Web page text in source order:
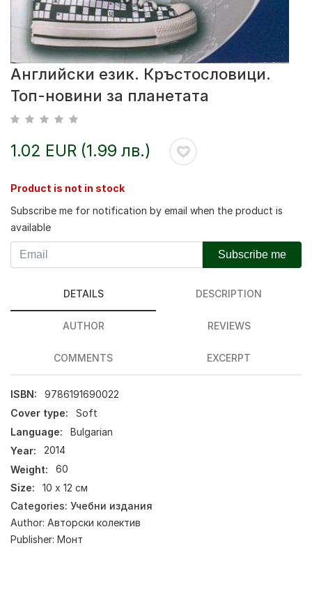
Английски език. Кръстословици.
Топ-новини за планетата
1.02 EUR (1.99 лв.)
Product is not in stock
Subscribe me for notification by email when the product is
available
Subscribe me
DETAILS DESCRIPTION
AUTHOR REVIEWS
COMMENTS EXCERPT
ISBN:
9786191690022
Cover type:
Soft
Language:
Bulgarian
Year:
2014
Weight:
60
Size:
10 х 12 см
Categories: Учебни издания
Author: Авторски колектив
Publisher: Монт